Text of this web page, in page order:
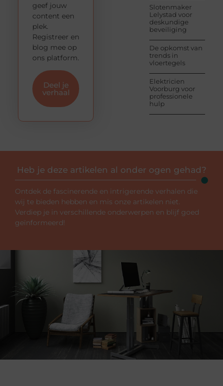
Slotenmaker
Lelystad voor
deskundige
beveiliging
De opkomst van
trends in
vloertegels
Elektricien
Voorburg voor
professionele
hulp
geef jouw
content een
plek.
Registreer en
blog mee op
ons platform.
Deel je
verhaal
Heb je deze artikelen al onder ogen gehad?
Ontdek de fascinerende en intrigerende verhalen die
wij te bieden hebben en mis onze artikelen niet.
Verdiep je in verschillende onderwerpen en blijf goed
geïnformeerd!